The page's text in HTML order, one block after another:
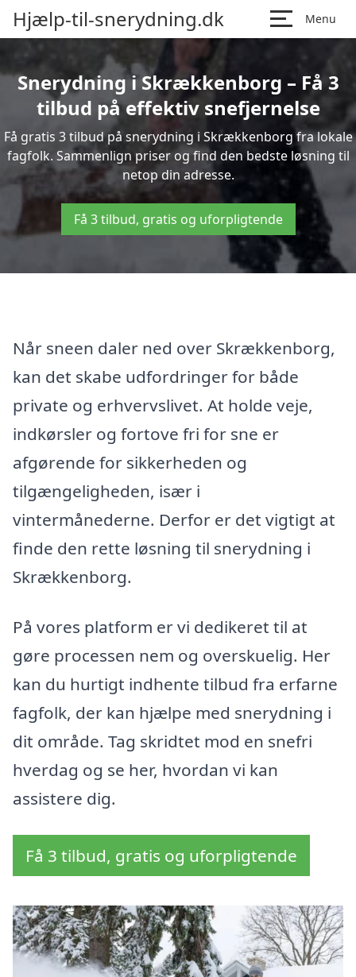
Hjælp-til-snerydning.dk Menu
Snerydning i Skrækkenborg – Få 3
tilbud på effektiv snefjernelse
Få gratis 3 tilbud på snerydning i Skrækkenborg fra lokale
fagfolk. Sammenlign priser og find den bedste løsning til
netop din adresse.
Få 3 tilbud, gratis og uforpligtende
Når sneen daler ned over Skrækkenborg,
kan det skabe udfordringer for både
private og erhvervslivet. At holde veje,
indkørsler og fortove fri for sne er
afgørende for sikkerheden og
tilgængeligheden, især i
vintermånederne. Derfor er det vigtigt at
finde den rette løsning til snerydning i
Skrækkenborg.
På vores platform er vi dedikeret til at
gøre processen nem og overskuelig. Her
kan du hurtigt indhente tilbud fra erfarne
fagfolk, der kan hjælpe med snerydning i
dit område. Tag skridtet mod en snefri
hverdag og se her, hvordan vi kan
assistere dig.
Få 3 tilbud, gratis og uforpligtende